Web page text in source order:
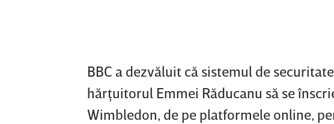
BBC a dezvăluit că sistemul de
hărţuitorul Emmei Răducanu să se
Wimbledon, de pe platformele online,